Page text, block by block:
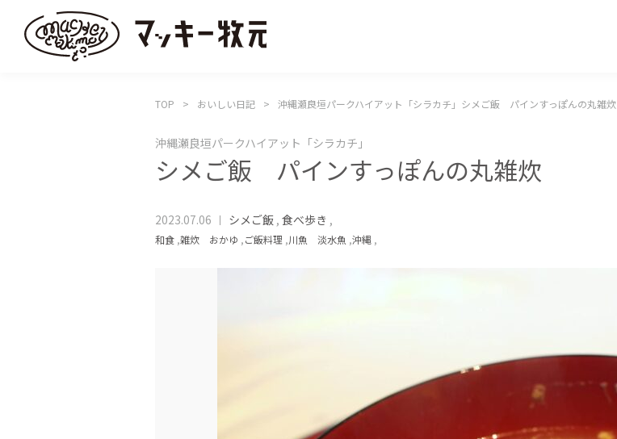
TOP おいしい日記 沖縄瀬良垣パークハイアット「シラカチ」シメご飯 パインすっぽんの丸雑炊
沖縄瀬良垣パークハイアット「シラカチ」
シメご飯 パインすっぽんの丸雑炊
2023.07.06 シメご飯 , 食べ歩き ,
和食 ,雑炊 おかゆ ,ご飯料理 ,川魚 淡水魚 ,沖縄 ,